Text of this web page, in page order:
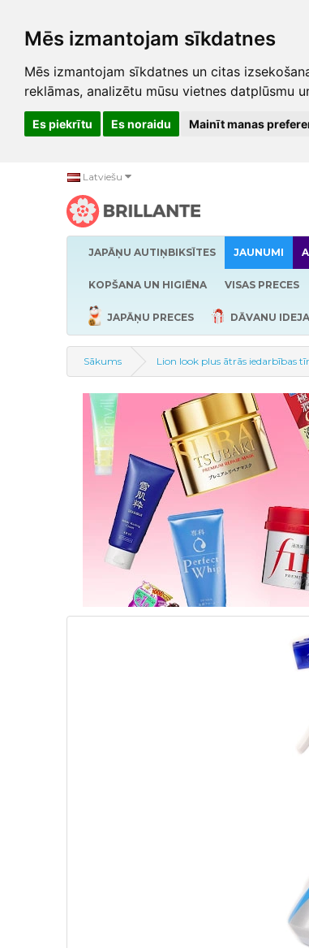
Mēs izmantojam sīkdatnes
Mēs izmantojam sīkdatnes un citas
reklāmas, analizētu mūsu vietnes datplūsmu
Es piekrītu Es noraidu Mainīt manas
Latviešu
JAPĀŅU AUTIŅBIKSĪTES JAUNUMI
KOPŠANA UN HIGIĒNA VISAS PRECES
JAPĀŅU PRECES DĀVANU
Sākums Lion look plus ātrās iedarbības